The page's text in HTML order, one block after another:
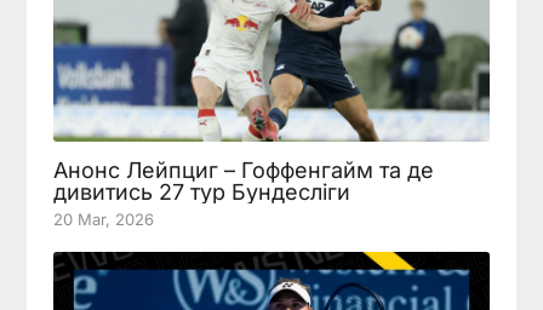
Анонс Лейпциг – Гоффенгайм та де
дивитись 27 тур Бундесліги
20 Mar, 2026